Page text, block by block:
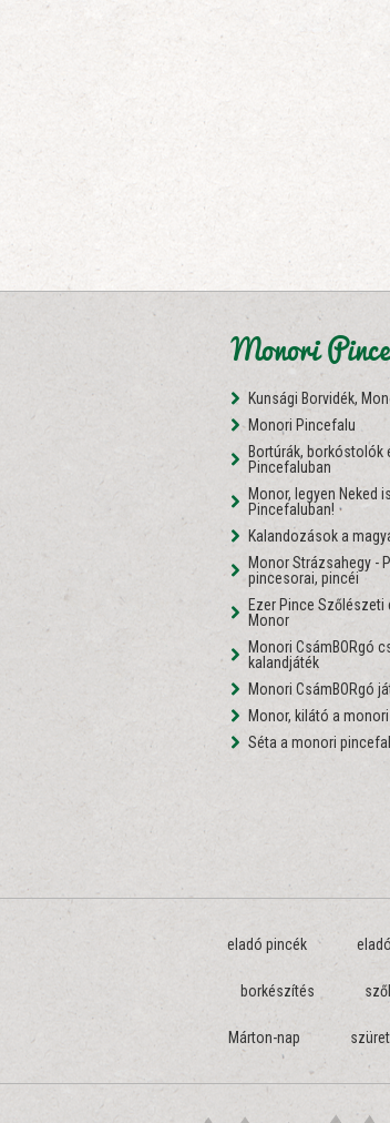
Monori
Kunsági Borvidék,
Monori Pincefalu
Bortúrák, borkóstolók
Pincefaluban
Monor, legyen Neked
Pincefaluban!
Kalandozások a
Monor Strázsahegy -
pincesorai, pincéi
Ezer Pince
Monor
Monori CsámBORgó
kalandjáték
Monori CsámBORgó
Monor, kilátó a
Séta a monori
eladó pincék
borkészítés
Márton-nap